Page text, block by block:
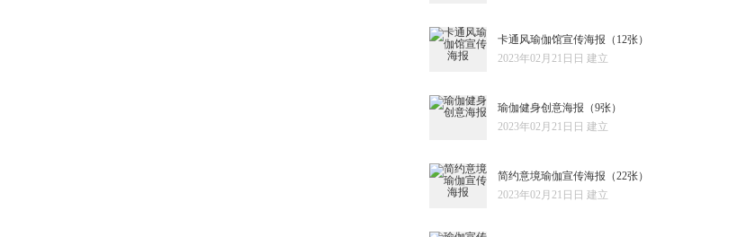
卡通风瑜伽馆宣传海报 （12张）
2023年02月21日日 建立
瑜伽健身创意海报 （9张）
2023年02月21日日 建立
简约意境瑜伽宣传海报 （22张）
2023年02月21日日 建立